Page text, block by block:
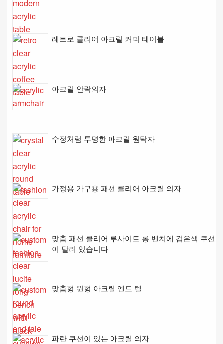
레트로 클리어 아크릴 커피 테이블
아크릴 안락의자
수정처럼 투명한 아크릴 원탁자
가정용 가구용 패션 클리어 아크릴 의자
맞춤 패션 클리어 루사이트 롱 벤치에 검은색 쿠션
이 달려 있습니다
맞춤형 원형 아크릴 엔드 텔
파란 쿠션이 있는 아크릴 의자